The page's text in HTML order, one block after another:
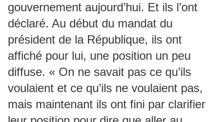
gouvernement aujourd’hui. Et ils l’ont
déclaré. Au début du mandat du
président de la République, ils ont
affiché pour lui, une position un peu
diffuse. « On ne savait pas ce qu’ils
voulaient et ce qu’ils ne voulaient pas,
mais maintenant ils ont fini par clarifier